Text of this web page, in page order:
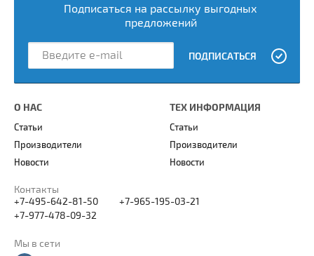
Подписаться на рассылку выгодных
предложений
ПОДПИСАТЬСЯ
О НАС
Статьи
Производители
Новости
ТЕХ ИНФОРМАЦИЯ
Статьи
Производители
Новости
Контакты
+7-495-642-81-50
+7-965-195-03-21
+7-977-478-09-32
Мы в сети